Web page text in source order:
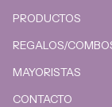
PRODUCTOS
REGALOS/
MAYORISTAS
CONTACTO